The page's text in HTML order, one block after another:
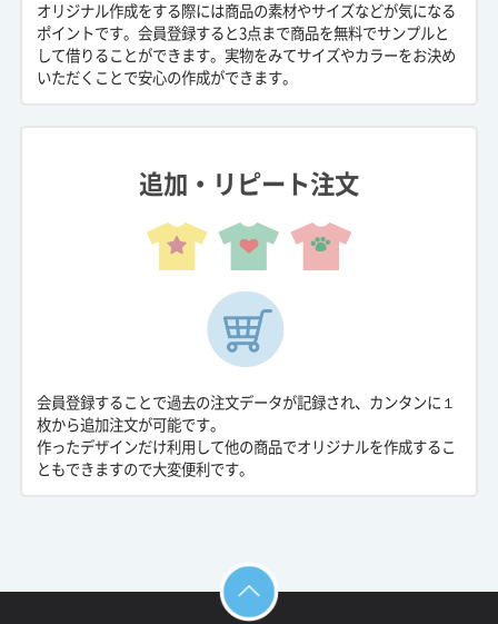
オリジナル作成をする際には商品の素材やサイズなどが気になる
ポイントです。会員登録すると3点まで商品を無料でサンプルと
して借りることができます。実物をみてサイズやカラーをお決め
いただくことで安心の作成ができます。
追加・リピート注文
会員登録することで過去の注文データが記録され、カンタンに１
枚から追加注文が可能です。
作ったデザインだけ利用して他の商品でオリジナルを作成するこ
ともできますので大変便利です。